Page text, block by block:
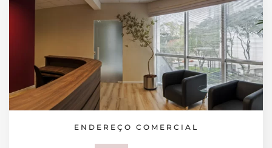
ENDEREÇO COMERCIAL